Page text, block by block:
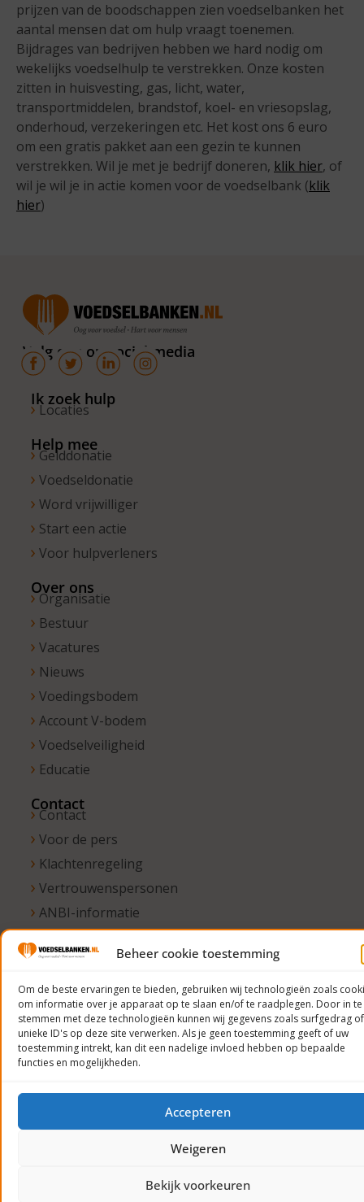
Beheer cookie toestemming
Om de beste ervaringen te bieden, gebruiken wij technologieën zoals
om informatie over je apparaat op te slaan en/of te raadplegen. Door in te
stemmen met deze technologieën kunnen wij gegevens zoals surfgedrag of
unieke ID's op deze site verwerken. Als je geen toestemming geeft of uw
toestemming intrekt, kan dit een nadelige invloed hebben op bepaalde
functies en mogelijkheden.
Accepteren
Weigeren
Bekijk voorkeuren
prijzen van de boodschappen zien voedselbanken het
aantal mensen dat om hulp vraagt toenemen.
Bijdrages van bedrijven hebben we hard nodig om
wekelijks voedselhulp te verstrekken. Onze kosten
zitten in huisvesting, gas, licht, water,
transportmiddelen, brandstof, koel- en vriesopslag,
onderhoud, verzekeringen etc. Het kost ons 6 euro
om een gratis pakket aan een gezin te kunnen
verstrekken. Wil je met je bedrijf doneren, klik hier, of
wil je wil je in actie komen voor de voedselbank (klik
hier)
Volg ons op social media
Ik zoek hulp
Locaties
Help mee
Gelddonatie
Voedseldonatie
Word vrijwilliger
Start een actie
Voor hulpverleners
Over ons
Organisatie
Bestuur
Vacatures
Nieuws
Voedingsbodem
Account V-bodem
Voedselveiligheid
Educatie
Contact
Contact
Voor de pers
Klachtenregeling
Vertrouwenspersonen
ANBI-informatie
© 2023
Voedselbanken
Nederland
Privacyverklaring